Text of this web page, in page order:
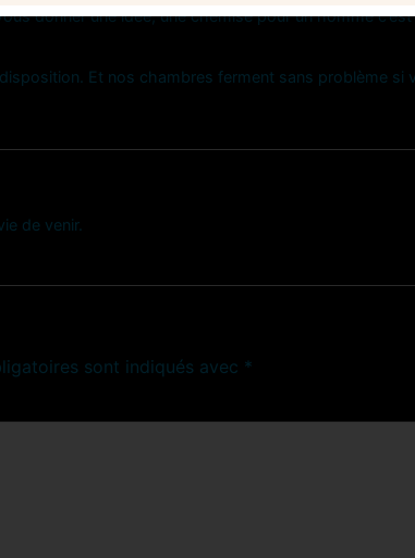
donner une idée, une chemise pour un homme
Et nos chambres ferment sans problème si
de venir.
sont indiqués avec *